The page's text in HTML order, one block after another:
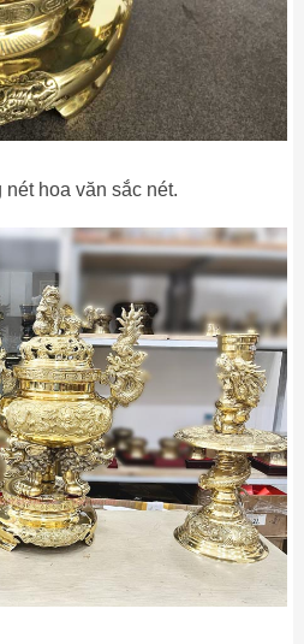
hoa văn sắc nét.